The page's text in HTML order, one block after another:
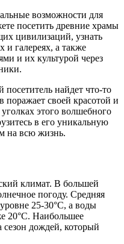
возможности для
посетить древние храмы
цивилизаций, узнать
и галереях, а также
и их культурой через
найдет что-то
поражает своей красотой и
этого волшебного
в его уникальную
на всю жизнь.
климат. В большей
погоду. Средняя
25-30°C, а воды
20°C. Наибольшее
сезон дождей, который